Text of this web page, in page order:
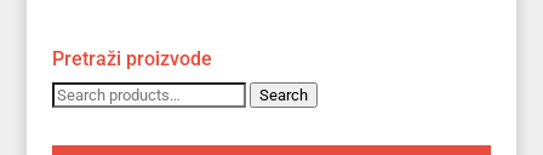
Pretraži proizvode
Search
Search